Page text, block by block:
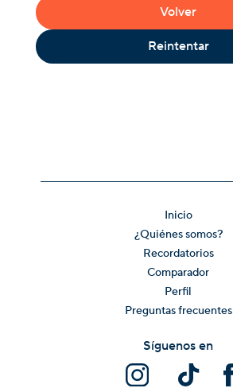
Volver
Reintentar
Inicio
¿Quiénes somos?
Recordatorios
Comparador
Perfil
Preguntas frecuentes
Síguenos en